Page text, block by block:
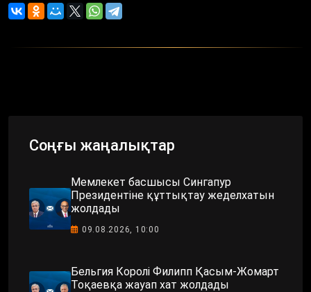
Соңғы жаңалықтар
Мемлекет басшысы Сингапур
Президентіне құттықтау жеделхатын
жолдады
09.08.2026, 10:00
Бельгия Королі Филипп Қасым-Жомарт
Тоқаевқа жауап хат жолдады